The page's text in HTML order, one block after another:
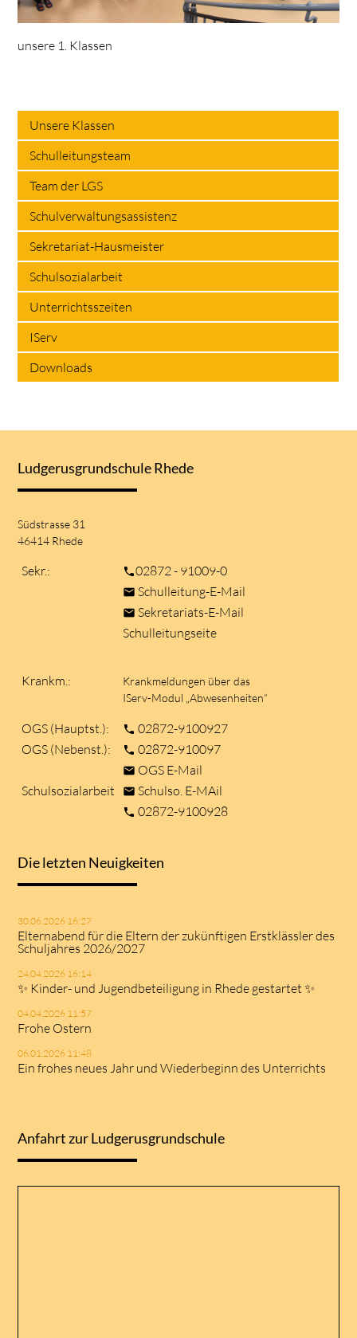
unsere 1. Klassen
Unsere Klassen
Schulleitungsteam
Team der LGS
Schulverwaltungsassistenz
Sekretariat-Hausmeister
Schulsozialarbeit
Unterrichtsszeiten
IServ
Downloads
Ludgerusgrundschule Rhede
Südstrasse 31
46414 Rhede
Sekr.: phone02872 - 91009-0
mail Schulleitung-E-Mail
mail Sekretariats-E-Mail
Schulleitungseite
Krankm.:
Krankmeldungen über das
IServ-Modul „Abwesenheiten“
OGS (Hauptst.): phone 02872-9100927
OGS (Nebenst.):
phone 02872-910097
mail OGS E-Mail
Schulsozialarbeit
mail Schulso. E-MAil
phone 02872-9100928
Die letzten Neuigkeiten
30.06.2026 16:27
Elternabend für die Eltern der zukünftigen Erstklässler des
Schuljahres 2026/2027
24.04.2026 16:14
✨ Kinder- und Jugendbeteiligung in Rhede gestartet ✨
04.04.2026 11:57
Frohe Ostern
06.01.2026 11:48
Ein frohes neues Jahr und Wiederbeginn des Unterrichts
Anfahrt zur Ludgerusgrundschule